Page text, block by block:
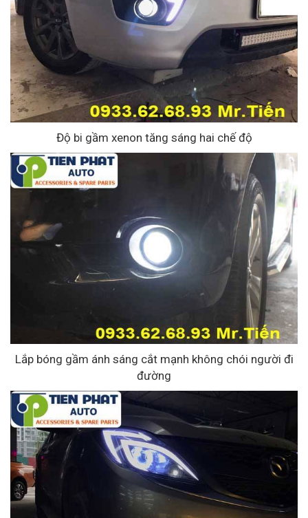
Độ bi gầm xenon tăng sáng hai chế độ
Lắp bóng gầm ánh sáng cắt mạnh không chói người đi
đường